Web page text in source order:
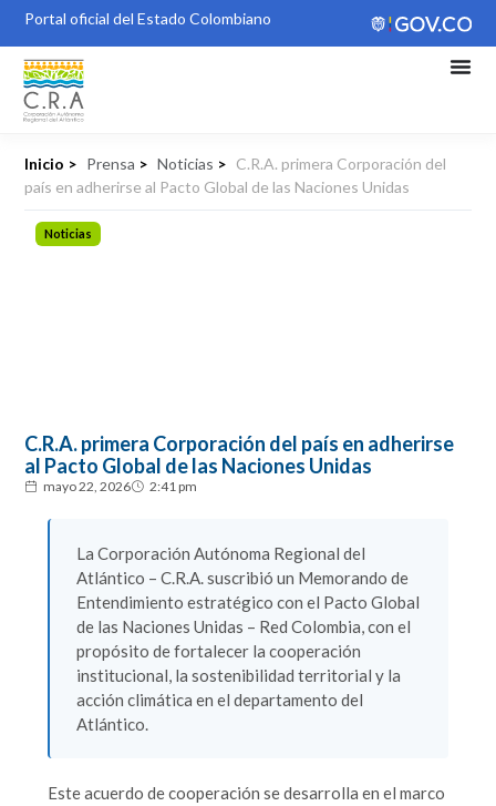
Portal oficial del Estado Colombiano
Inicio > Prensa > Noticias > C.R.A. primera Corporación del
país en adherirse al Pacto Global de las Naciones Unidas
Noticias
C.R.A. primera Corporación del país en adherirse
al Pacto Global de las Naciones Unidas
mayo 22, 2026 2:41 pm
La Corporación Autónoma Regional del
Atlántico – C.R.A. suscribió un Memorando de
Entendimiento estratégico con el Pacto Global
de las Naciones Unidas – Red Colombia, con el
propósito de fortalecer la cooperación
institucional, la sostenibilidad territorial y la
acción climática en el departamento del
Atlántico.
Este acuerdo de cooperación se desarrolla en el marco